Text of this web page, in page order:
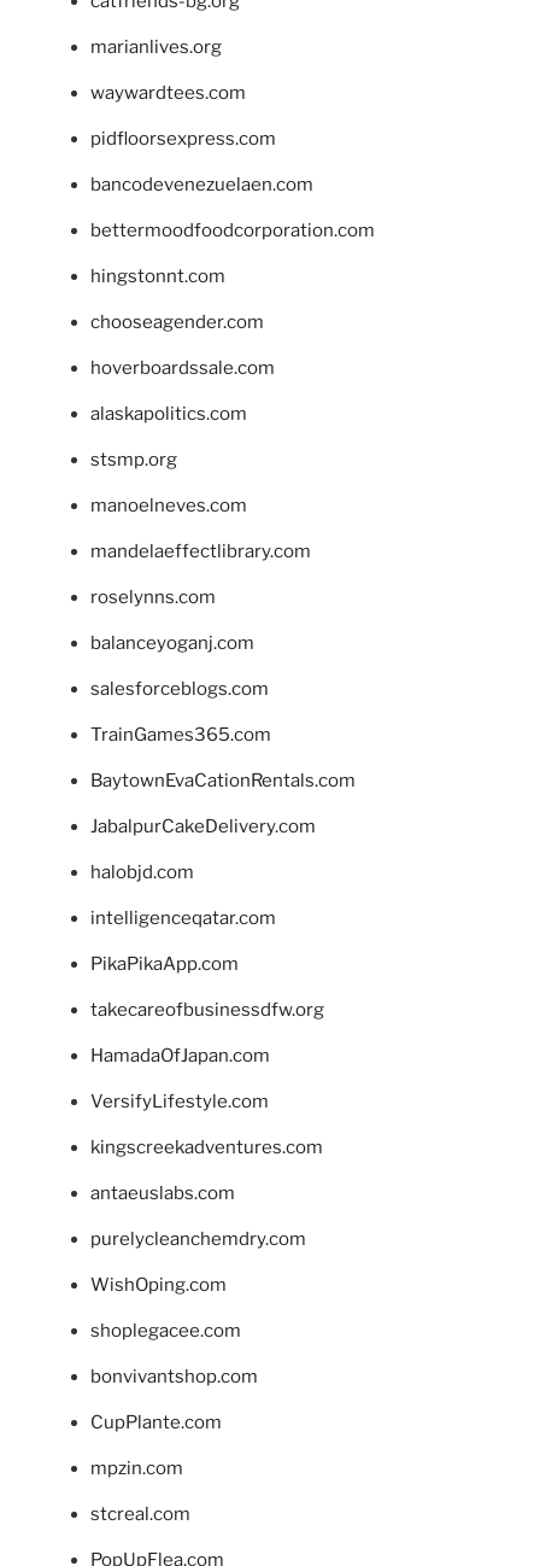
marianlives.org
waywardtees.com
pidfloorsexpress.com
bancodevenezuelaen.com
bettermoodfoodcorporation.com
hingstonnt.com
chooseagender.com
hoverboardssale.com
alaskapolitics.com
stsmp.org
manoelneves.com
mandelaeffectlibrary.com
roselynns.com
balanceyoganj.com
salesforceblogs.com
TrainGames365.com
BaytownEvaCationRentals.com
JabalpurCakeDelivery.com
halobjd.com
intelligenceqatar.com
PikaPikaApp.com
takecareofbusinessdfw.org
HamadaOfJapan.com
VersifyLifestyle.com
kingscreekadventures.com
antaeuslabs.com
purelycleanchemdry.com
WishOping.com
shoplegacee.com
bonvivantshop.com
CupPlante.com
mpzin.com
stcreal.com
PopUpFlea.com